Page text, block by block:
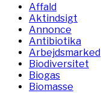
Affald
Aktindsigt
Annonce
Antibiotika
Arbejdsmarked
Biodiversitet
Biogas
Biomasse